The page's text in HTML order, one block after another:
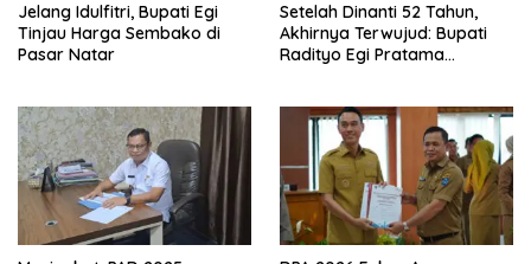
Jelang Idulfitri, Bupati Egi
Tinjau Harga Sembako di
Pasar Natar
Setelah Dinanti 52 Tahun,
Akhirnya Terwujud: Bupati
Radityo Egi Pratama